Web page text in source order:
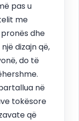
pas u
me
dhe
dizajn që,
do të
në
tokësore
që